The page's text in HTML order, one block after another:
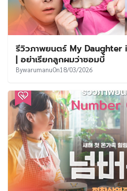
รีวิวภาพยนตร์ My
| อย่าเรียกลูกผมว่าซอมบี้
BywarumanuOn18/03/2026